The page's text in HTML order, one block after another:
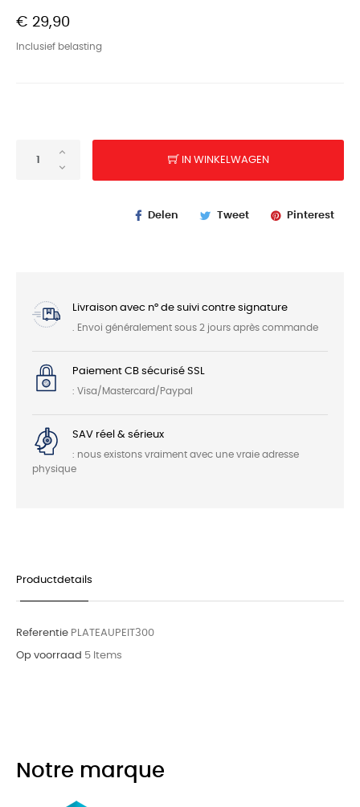
€ 29,90
Inclusief belasting
IN WINKELWAGEN
Delen Tweet Pinterest
Livraison avec n° de suivi contre signature
. Envoi généralement sous 2 jours après commande
Paiement CB sécurisé SSL
: Visa/Mastercard/Paypal
SAV réel & sérieux
: nous existons vraiment avec une vraie adresse
physique
Productdetails
Referentie PLATEAUPEIT300
Op voorraad 5 Items
Notre marque